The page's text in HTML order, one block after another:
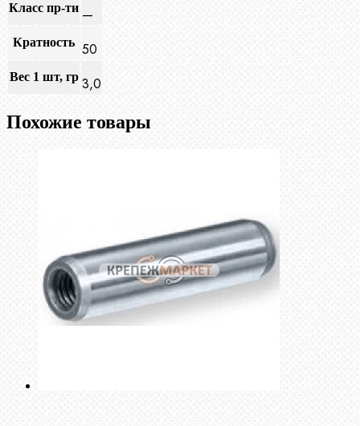
Класс пр-ти —
Кратность 50
Вес 1 шт, гр 3,0
Похожие товары